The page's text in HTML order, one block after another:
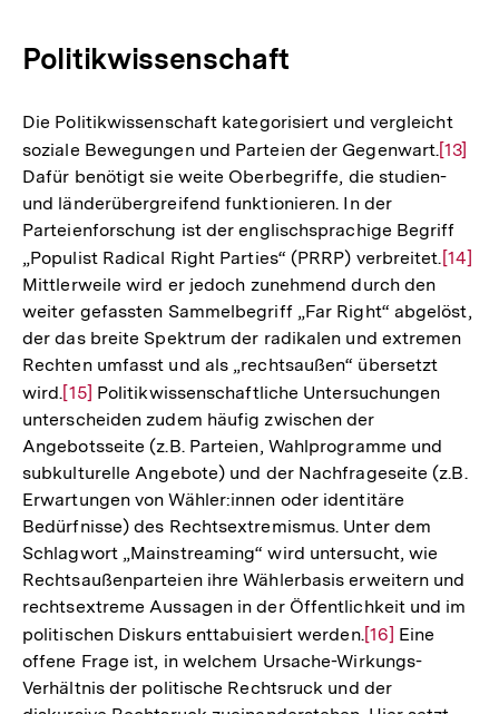
Politikwissenschaft
Die Politikwissenschaft kategorisiert und vergleicht
soziale Bewegungen und Parteien der Gegenwart.Zur
[13]
Dafür benötigt sie weite Oberbegriffe, die studien-
und länderübergreifend funktionieren. In der
Parteienforschung ist der englischsprachige Begriff
„Populist Radical Right Parties“ (PRRP) verbreitet. Zur
der
[14]
Mittlerweile wird er jedoch zunehmend durch den
weiter gefassten Sammelbegriff „Far Right“ abgelöst,
der das breite Spektrum der radikalen und extremen
Rechten umfasst und als „rechtsaußen“ übersetzt
wird.Zur
Auflösung
der
Fußnote
[15] Politikwissenschaftliche Untersuchungen
unterscheiden zudem häufig zwischen der
Angebotsseite (z.B. Parteien, Wahlprogramme und
subkulturelle Angebote) und der Nachfrageseite (z.B.
Erwartungen von Wähler:innen oder identitäre
Bedürfnisse) des Rechtsextremismus. Unter dem
Schlagwort „Mainstreaming“ wird untersucht, wie
Rechtsaußenparteien ihre Wählerbasis erweitern und
rechtsextreme Aussagen in der Öffentlichkeit und im
politischen Diskurs enttabuisiert werden.Zur
Auflösung
der
[16] Eine
offene Frage ist, in welchem Ursache-Wirkungs-
Verhältnis der politische Rechtsruck und der